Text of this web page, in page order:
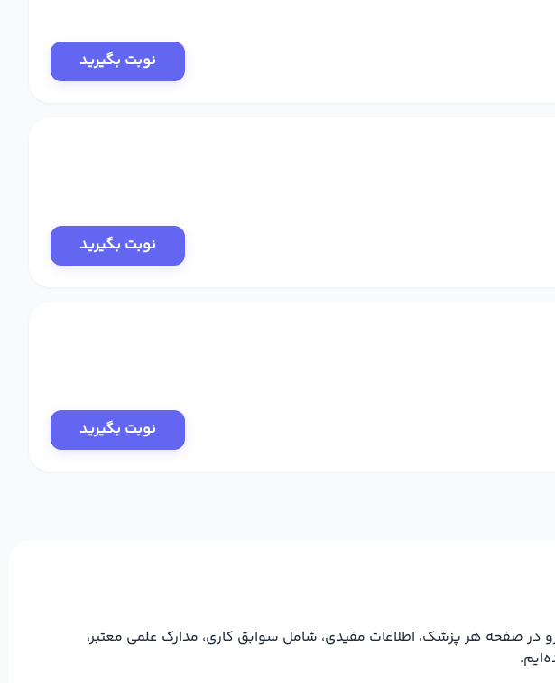
نوبت بگیرید
نوبت بگیرید
نوبت بگیرید
در صفحه هر پزشک، اطلاعات مفیدی، شامل سوابق کاری، مدارک علمی معتبر،